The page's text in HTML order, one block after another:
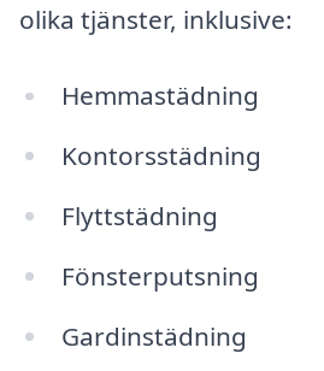
olika tjänster, inklusive:
Hemmastädning
Kontorsstädning
Flyttstädning
Fönsterputsning
Gardinstädning